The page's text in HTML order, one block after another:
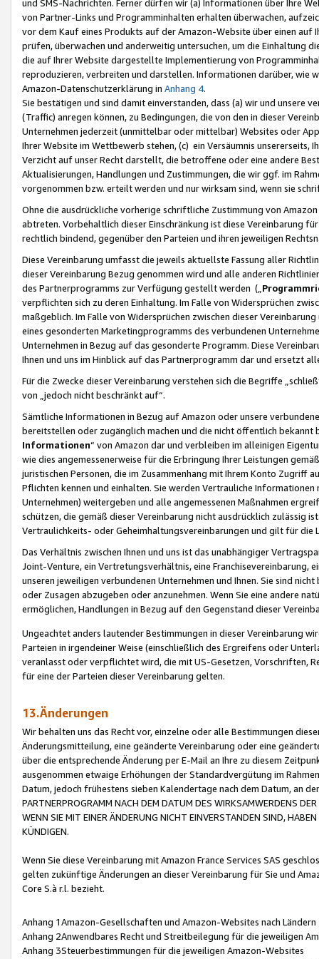
und SMS-Nachrichten. Ferner dürfen wir (a) Informationen über Ihre
von Partner-Links und Programminhalten erhalten überwachen,
vor dem Kauf eines Produkts auf der Amazon-Website über einen
prüfen, überwachen und anderweitig untersuchen, um die Einhaltung
die auf Ihrer Website dargestellte Implementierung von
reproduzieren, verbreiten und darstellen. Informationen darüber, wie
Amazon-Datenschutzerklärung in Anhang 4.
Sie bestätigen und sind damit einverstanden, dass (a) wir und
(Traffic) anregen können, zu Bedingungen, die von den in dieser
Unternehmen jederzeit (unmittelbar oder mittelbar) Websites oder
Ihrer Website im Wettbewerb stehen, (c) ein Versäumnis unsererseits,
Verzicht auf unser Recht darstellt, die betroffene oder eine andere
Aktualisierungen, Handlungen und Zustimmungen, die wir ggf. im
vorgenommen bzw. erteilt werden und nur wirksam sind, wenn sie
Ohne die ausdrückliche vorherige schriftliche Zustimmung von
abtreten. Vorbehaltlich dieser Einschränkung ist diese Vereinbarung
rechtlich bindend, gegenüber den Parteien und ihren jeweiligen
Diese Vereinbarung umfasst die jeweils aktuellste Fassung aller
dieser Vereinbarung Bezug genommen wird und alle anderen
des Partnerprogramms zur Verfügung gestellt werden („
verpflichten sich zu deren Einhaltung. Im Falle von Widersprüchen
maßgeblich. Im Falle von Widersprüchen zwischen dieser
eines gesonderten Marketingprogramms des verbundenen
Unternehmen in Bezug auf das gesonderte Programm. Diese
Ihnen und uns im Hinblick auf das Partnerprogramm dar und ersetzt
Für die Zwecke dieser Vereinbarung verstehen sich die Begriffe
von „jedoch nicht beschränkt auf“.
Sämtliche Informationen in Bezug auf Amazon oder unsere
bereitstellen oder zugänglich machen und die nicht öffentlich
Informationen“ von Amazon dar und verbleiben im alleinigen
wie dies angemessenerweise für die Erbringung Ihrer Leistungen
juristischen Personen, die im Zusammenhang mit Ihrem Konto
Pflichten kennen und einhalten. Sie werden Vertrauliche
Unternehmen) weitergeben und alle angemessenen Maßnahmen
schützen, die gemäß dieser Vereinbarung nicht ausdrücklich zulässig
Vertraulichkeits- oder Geheimhaltungsvereinbarungen und gilt für die
Das Verhältnis zwischen Ihnen und uns ist das unabhängiger
Joint-Venture, ein Vertretungsverhältnis, eine Franchisevereinbarung,
unseren jeweiligen verbundenen Unternehmen und Ihnen. Sie sind
oder Zusagen abzugeben oder anzunehmen. Wenn Sie eine andere
ermöglichen, Handlungen in Bezug auf den Gegenstand dieser
Ungeachtet anders lautender Bestimmungen in dieser Vereinbarung
Parteien in irgendeiner Weise (einschließlich des Ergreifens oder
veranlasst oder verpflichtet wird, die mit US-Gesetzen, Vorschriften,
für eine der Parteien dieser Vereinbarung gelten.
13.Änderungen
Wir behalten uns das Recht vor, einzelne oder alle Bestimmungen
Änderungsmitteilung, eine geänderte Vereinbarung oder eine
über die entsprechende Änderung per E-Mail an Ihre zu diesem
ausgenommen etwaige Erhöhungen der Standardvergütung im
Datum, jedoch frühestens sieben Kalendertage nach dem Datum, an
PARTNERPROGRAMM NACH DEM DATUM DES WIRKSAMWERDENS
WENN SIE MIT EINER ÄNDERUNG NICHT EINVERSTANDEN SIND,
KÜNDIGEN.
Wenn Sie diese Vereinbarung mit Amazon France Services SAS
gelten zukünftige Änderungen an dieser Vereinbarung für Sie und
Core S.à r.l. bezieht.
Anhang 1Amazon-Gesellschaften und Amazon-Websites nach Ländern
Anhang 2Anwendbares Recht und Streitbeilegung für die jeweiligen
Anhang 3Steuerbestimmungen für die jeweiligen Amazon-Websites